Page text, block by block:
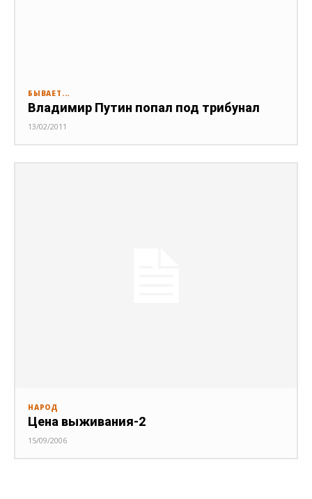
БЫВАЕТ...
Владимир Путин попал под трибунал
13/02/2011
НАРОД
Цена выживания-2
15/09/2006